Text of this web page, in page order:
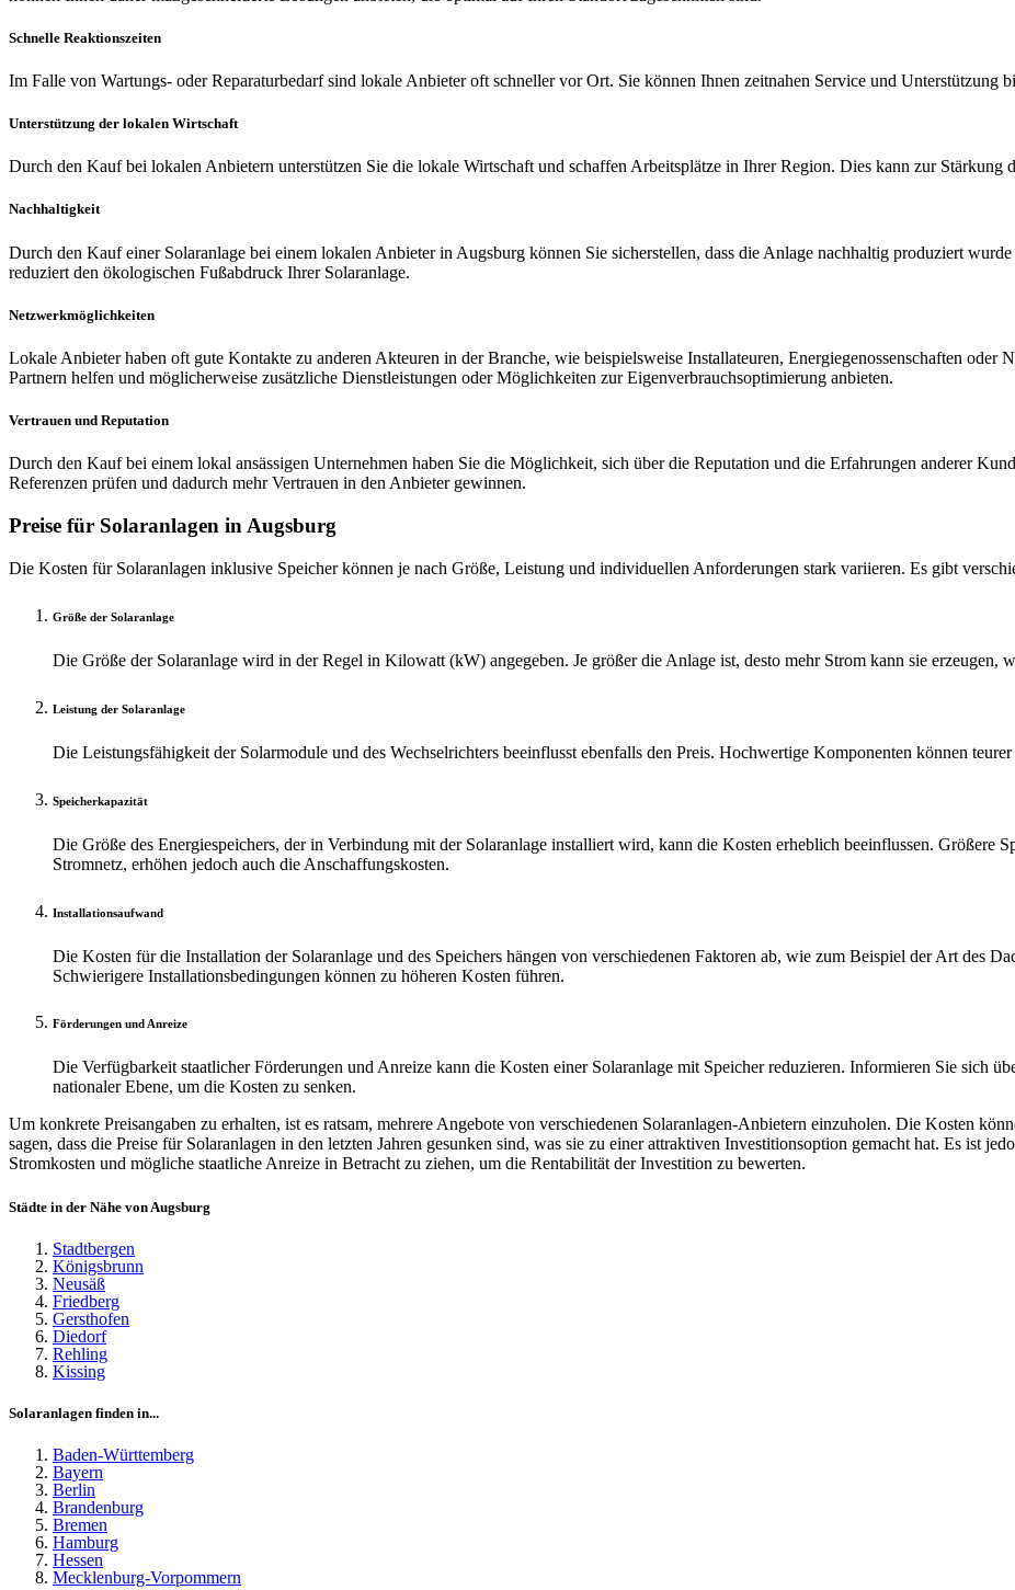
Schnelle Reaktionszeiten
Im Falle von Wartungs- oder Reparaturbedarf sind lokale Anbieter oft schneller vor Ort. Sie können Ihnen zeitnahen Service und Unterstützung
Unterstützung der lokalen Wirtschaft
Durch den Kauf bei lokalen Anbietern unterstützen Sie die lokale Wirtschaft und schaffen Arbeitsplätze in Ihrer Region. Dies kann zur Stärkung
Nachhaltigkeit
Durch den Kauf einer Solaranlage bei einem lokalen Anbieter in Augsburg können Sie sicherstellen, dass die Anlage nachhaltig produziert
reduziert den ökologischen Fußabdruck Ihrer Solaranlage.
Netzwerkmöglichkeiten
Lokale Anbieter haben oft gute Kontakte zu anderen Akteuren in der Branche, wie beispielsweise Installateuren, Energiegenossenschaften oder
Partnern helfen und möglicherweise zusätzliche Dienstleistungen oder Möglichkeiten zur Eigenverbrauchsoptimierung anbieten.
Vertrauen und Reputation
Durch den Kauf bei einem lokal ansässigen Unternehmen haben Sie die Möglichkeit, sich über die Reputation und die Erfahrungen anderer
Referenzen prüfen und dadurch mehr Vertrauen in den Anbieter gewinnen.
Preise für Solaranlagen in Augsburg
Die Kosten für Solaranlagen inklusive Speicher können je nach Größe, Leistung und individuellen Anforderungen stark variieren. Es gibt
Größe der Solaranlage
Die Größe der Solaranlage wird in der Regel in Kilowatt (kW) angegeben. Je größer die Anlage ist, desto mehr Strom kann sie erzeugen,
Leistung der Solaranlage
Die Leistungsfähigkeit der Solarmodule und des Wechselrichters beeinflusst ebenfalls den Preis. Hochwertige Komponenten können
Speicherkapazität
Die Größe des Energiespeichers, der in Verbindung mit der Solaranlage installiert wird, kann die Kosten erheblich beeinflussen. Größere
Stromnetz, erhöhen jedoch auch die Anschaffungskosten.
Installationsaufwand
Die Kosten für die Installation der Solaranlage und des Speichers hängen von verschiedenen Faktoren ab, wie zum Beispiel der Art des
Schwierigere Installationsbedingungen können zu höheren Kosten führen.
Förderungen und Anreize
Die Verfügbarkeit staatlicher Förderungen und Anreize kann die Kosten einer Solaranlage mit Speicher reduzieren. Informieren Sie sich
nationaler Ebene, um die Kosten zu senken.
Um konkrete Preisangaben zu erhalten, ist es ratsam, mehrere Angebote von verschiedenen Solaranlagen-Anbietern einzuholen. Die Kosten
sagen, dass die Preise für Solaranlagen in den letzten Jahren gesunken sind, was sie zu einer attraktiven Investitionsoption gemacht hat. Es ist
Stromkosten und mögliche staatliche Anreize in Betracht zu ziehen, um die Rentabilität der Investition zu bewerten.
Städte in der Nähe von Augsburg
Stadtbergen
Königsbrunn
Neusäß
Friedberg
Gersthofen
Diedorf
Rehling
Kissing
Solaranlagen finden in...
Baden-Württemberg
Bayern
Berlin
Brandenburg
Bremen
Hamburg
Hessen
Mecklenburg-Vorpommern